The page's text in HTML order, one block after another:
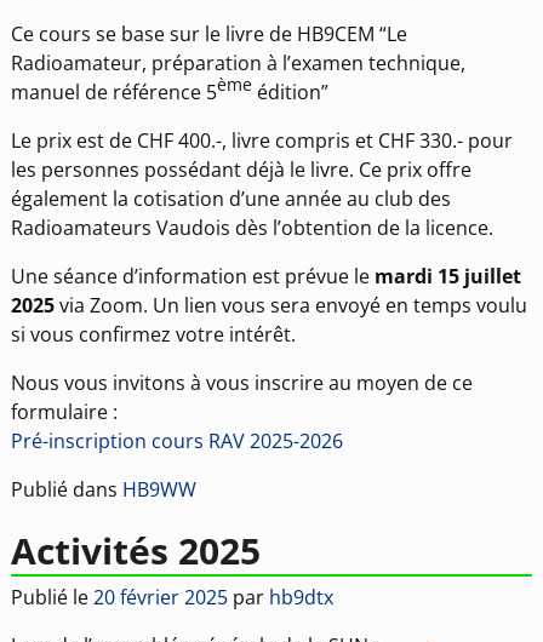
Ce cours se base sur le livre de HB9CEM “Le
Radioamateur, préparation à l’examen technique,
manuel de référence 5èmeédition”
Le prix est de CHF 400.-, livre compris et CHF 330.- pour
les personnes possédant déjà le livre. Ce prix offre
également la cotisation d’une année au club des
Radioamateurs Vaudois dès l’obtention de la licence.
Une séance d’information est prévue le mardi 15 juillet
2025via Zoom. Un lien vous sera envoyé en temps voulu
si vous confirmez votre intérêt.
Nous vous invitons à vous inscrire au moyen de ce
formulaire :
Pré-inscription cours RAV 2025-2026
Publié dans HB9WW
Activités 2025
Publié le20 février 2025 par hb9dtx